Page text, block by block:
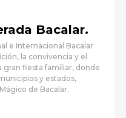
Bacalar.
e Internacional Bacalar
la convivencia y el
gran fiesta familiar, donde
y estados,
de Bacalar.